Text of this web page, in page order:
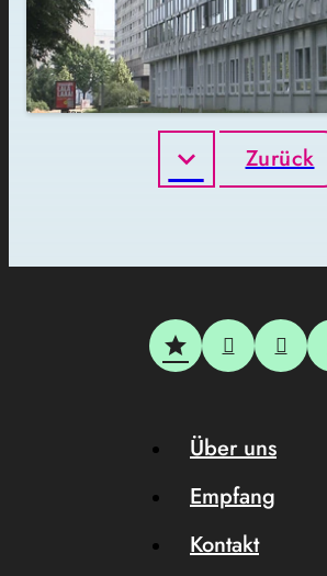
Zurück
Über uns
Empfang
Kontakt